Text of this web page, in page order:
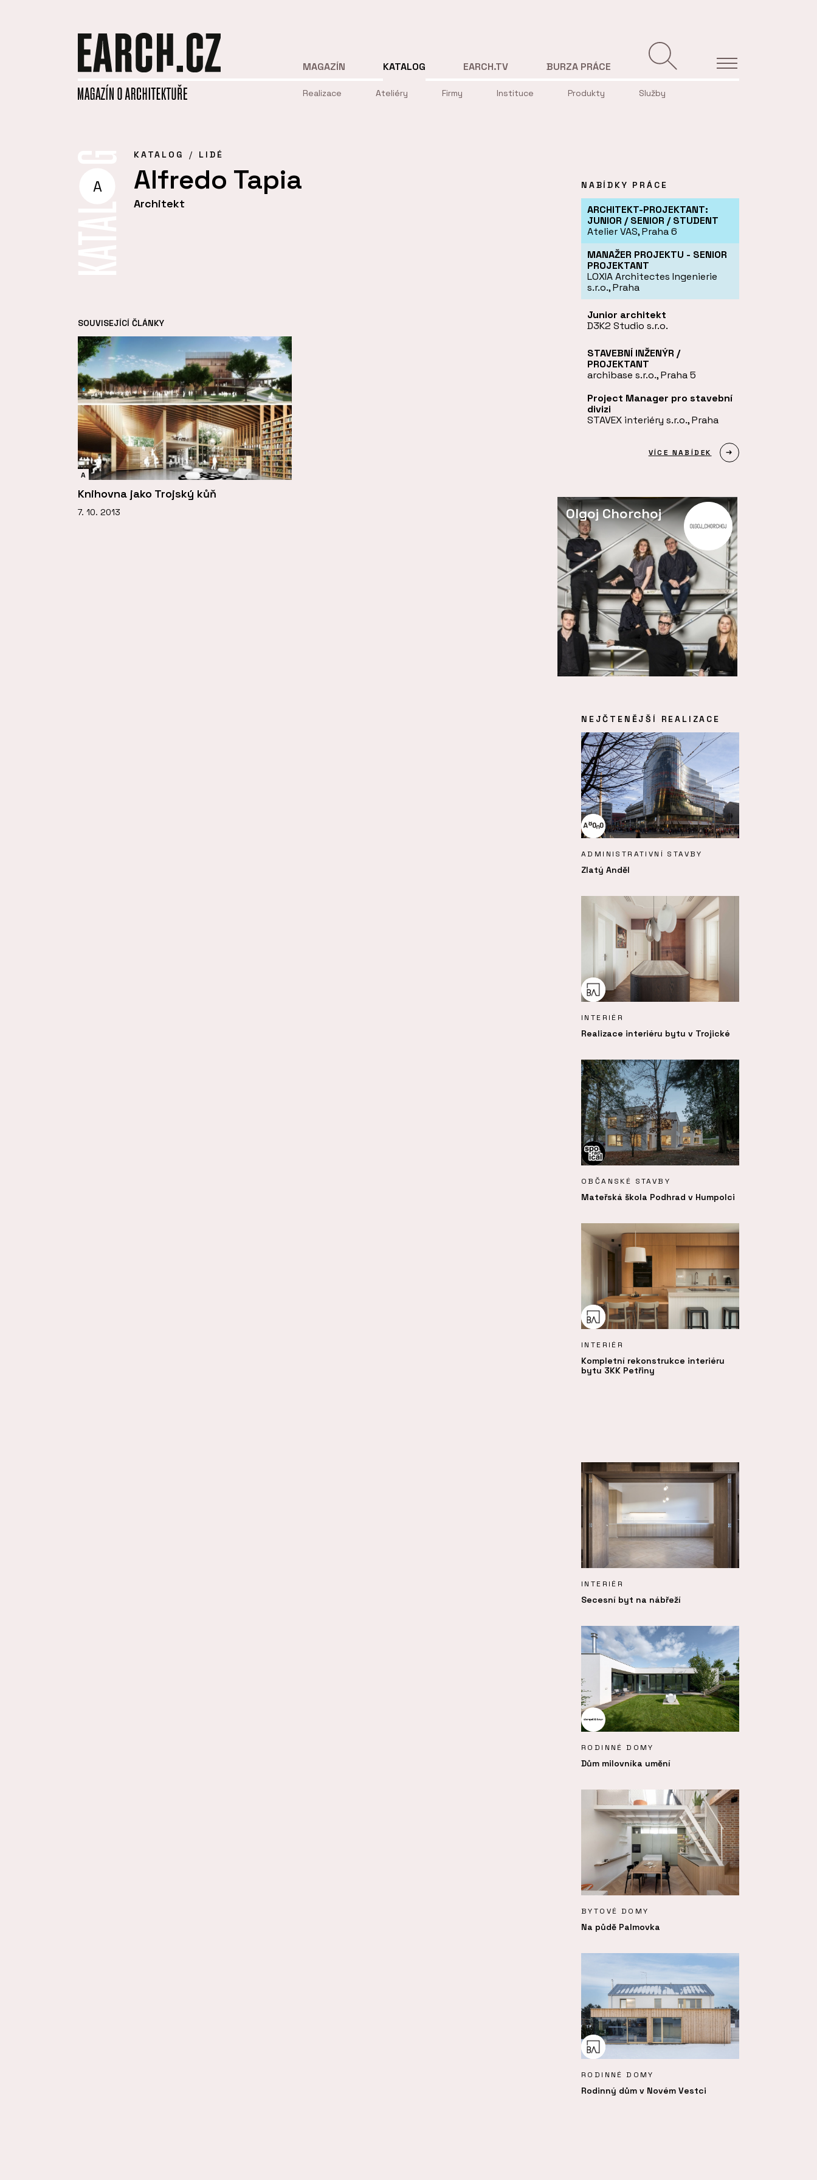
MAGAZÍN KATALOG
Realizace Ateliéry Firmy Instituce Produkty Služby
EARCH.TV BURZA PRÁCE
A
KATALOG LIDÉ
Alfredo Tapia
Architekt
SOUVISEJÍCÍ ČLÁNKY
A
Knihovna jako Trojský kůň
7. 10. 2013
NABÍDKY PRÁCE
ARCHITEKT-PROJEKTANT:
JUNIOR / SENIOR / STUDENT
Atelier VAS, Praha 6
MANAŽER PROJEKTU - SENIOR
PROJEKTANT
LOXIA Architectes Ingenierie
s.r.o., Praha
Junior architekt
D3K2 Studio s.r.o.
STAVEBNÍ INŽENÝR /
PROJEKTANT
archibase s.r.o., Praha 5
Project Manager pro stavební
divizi
STAVEX interiéry s.r.o., Praha
VÍCE NABÍDEK
Olgoj Chorchoj
NEJČTENĚJŠÍ REALIZACE
ADMINISTRATIVNÍ STAVBY
Zlatý Anděl
INTERIÉR
Realizace interiéru bytu v Trojické
OBČANSKÉ STAVBY
Mateřská škola Podhrad v Humpolci
INTERIÉR
Kompletní rekonstrukce interiéru
bytu 3KK Petřiny
INTERIÉR
Secesní byt na nábřeží
RODINNÉ DOMY
Dům milovníka umění
BYTOVÉ DOMY
Na půdě Palmovka
RODINNÉ DOMY
Rodinný dům v Novém Vestci